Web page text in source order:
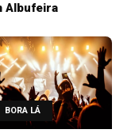
Albufeira
BORA LÁ